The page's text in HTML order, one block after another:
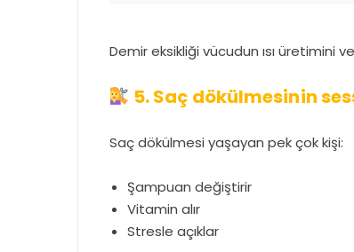
Demir eksikliği vücudun ısı üretimini
5. Saç dökülmesinin
Saç dökülmesi yaşayan pek çok kişi:
Şampuan değiştirir
Vitamin alır
Stresle açıklar